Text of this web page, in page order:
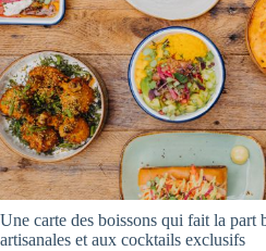
Une carte des boissons qui fait la part
artisanales et aux cocktails exclusifs